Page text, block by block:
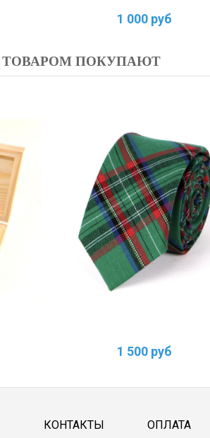
1 000 руб
ТОВАРОМ ПОКУПАЮТ
1 500 руб
КОНТАКТЫ ОПЛАТА